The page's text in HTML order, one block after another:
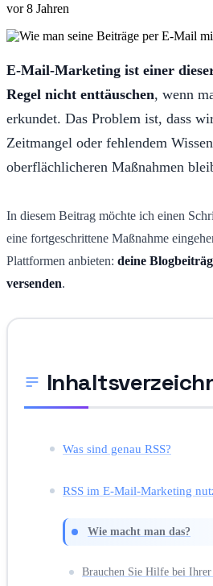
vor 8 Jahren
E-Mail-Marketing ist einer
Regel nicht enttäuschen, wenn
erkundet. Das Problem ist, dass
Zeitmangel oder fehlendem
oberflächlicheren Maßnahmen
In diesem Beitrag möchte ich einen
eine fortgeschrittene Maßnahme
Plattformen anbieten: deine
versenden.
Was sind genau RSS?
RSS im E-Mail-Marketing
Wie macht man das?
Brauchen Sie Hilfe bei